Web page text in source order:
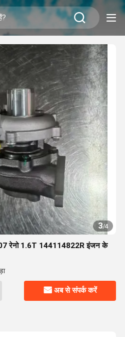
3/4
रेनो 1.6T 144114822R इंजन के
अब से संपर्क करें